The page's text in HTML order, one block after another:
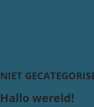
NIET
Hallo wereld!